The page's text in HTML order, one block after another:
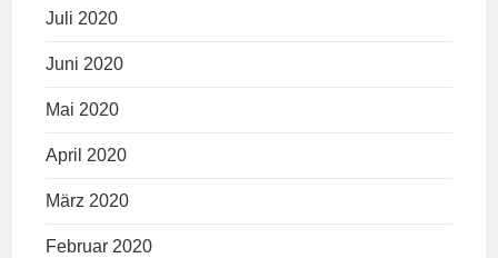
Juli 2020
Juni 2020
Mai 2020
April 2020
März 2020
Februar 2020